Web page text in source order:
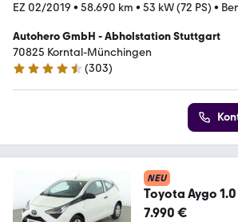
EZ 02/2019 • 58.690 km • 53 kW (72 PS) •
Autohero GmbH - Abholstation Stuttgart
70825 Korntal-Münchingen
4.4 Sterne
(303)
NEU
Toyota Aygo 1.0
7.990 €